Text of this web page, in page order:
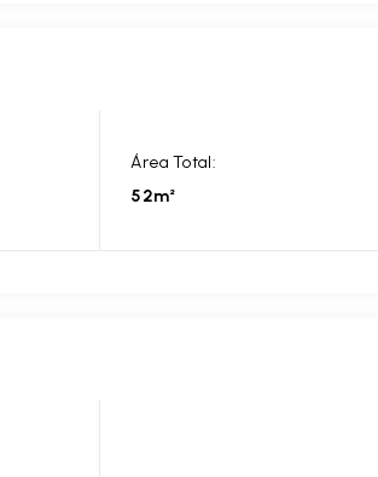
Área Total:
52m²